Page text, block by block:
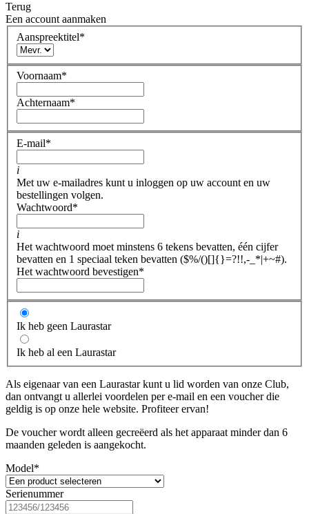
Terug
Een account aanmaken
Aanspreektitel*
Voornaam*
Achternaam*
E-mail*
i
Met uw e-mailadres kunt u inloggen op uw account en uw
bestellingen volgen.
Wachtwoord*
i
Het wachtwoord moet minstens 6 tekens bevatten, één cijfer
bevatten en 1 speciaal teken bevatten ($%/()[]{}=?!!,-_*|+~#).
Het wachtwoord bevestigen*
Ik heb geen Laurastar
Ik heb al een Laurastar
Als eigenaar van een Laurastar kunt u lid worden van onze Club,
dan ontvangt u allerlei voordelen per e-mail en een voucher die
geldig is op onze hele website. Profiteer ervan!
De voucher wordt alleen gecreëerd als het apparaat minder dan 6
maanden geleden is aangekocht.
Model*
Serienummer